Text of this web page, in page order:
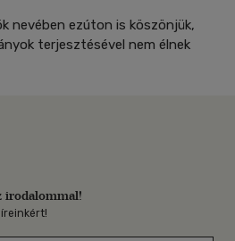
nevében ezúton is köszönjük,
terjesztésével nem élnek
irodalommal!